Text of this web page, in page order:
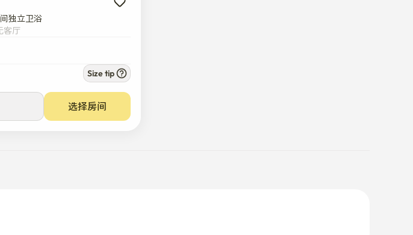
独立卫浴
客厅
Size tip
选择房间